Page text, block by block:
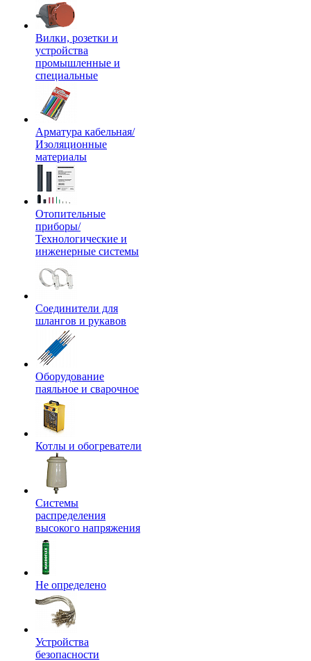
Вилки, розетки и
устройства
промышленные и
специальные
Арматура кабельная/
Изоляционные
материалы
Отопительные
приборы/
Технологические и
инженерные системы
Соединители для
шлангов и рукавов
Оборудование
паяльное и сварочное
Котлы и обогреватели
Системы
распределения
высокого напряжения
Не определено
Устройства
безопасности